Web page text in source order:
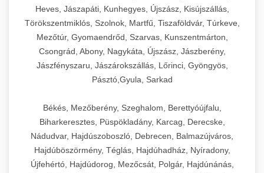
Heves, Jászapáti, Kunhegyes, Újszász, Kisújszállás,
Törökszentmiklós, Szolnok, Martfű, Tiszaföldvár, Túrkeve,
Mezőtúr, Gyomaendrőd, Szarvas, Kunszentmárton,
Csongrád, Abony, Nagykáta, Újszász, Jászberény,
Jászfényszaru, Jászárokszállás, Lőrinci, Gyöngyös,
Pásztó,Gyula, Sarkad
Békés, Mezőberény, Szeghalom, Berettyóújfalu,
Biharkeresztes, Püspökladány, Karcag, Derecske,
Nádudvar, Hajdúszoboszló, Debrecen, Balmazújváros,
Hajdúböszörmény, Téglás, Hajdúhadház, Nyíradony,
Újfehértó, Hajdúdorog, Mezőcsát, Polgár, Hajdúnánás,